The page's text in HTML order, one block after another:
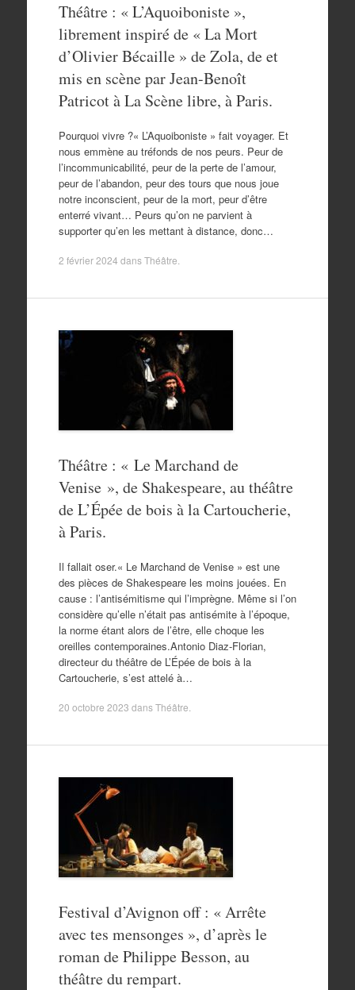
Théâtre : « L’Aquoiboniste »,
librement inspiré de « La Mort
d’Olivier Bécaille » de Zola, de et
mis en scène par Jean-Benoît
Patricot à La Scène libre, à Paris.
Pourquoi vivre ?« L’Aquoiboniste » fait voyager. Et
nous emmène au tréfonds de nos peurs. Peur de
l’incommunicabilité, peur de la perte de l’amour,
peur de l’abandon, peur des tours que nous joue
notre inconscient, peur de la mort, peur d’être
enterré vivant… Peurs qu’on ne parvient à
supporter qu’en les mettant à distance, donc…
2 février 2024 dansThéâtre
Théâtre : « Le Marchand de
Venise », de Shakespeare, au théâtre
de L’Épée de bois à la Cartoucherie,
à Paris.
Il fallait oser.« Le Marchand de Venise » est une
des pièces de Shakespeare les moins jouées. En
cause : l’antisémitisme qui l’imprègne. Même si l’on
considère qu’elle n’était pas antisémite à l’époque,
la norme étant alors de l’être, elle choque les
oreilles contemporaines.Antonio Diaz-Florian,
directeur du théâtre de L’Épée de bois à la
Cartoucherie, s’est attelé à…
20 octobre 2023 dansThéâtre
Festival d’Avignon off : « Arrête
avec tes mensonges », d’après le
roman de Philippe Besson, au
théâtre du rempart.